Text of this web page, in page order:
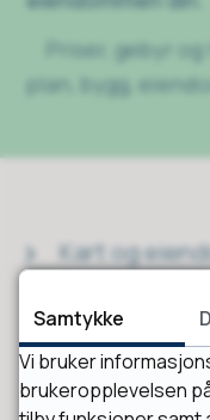
Priser, gebyr
plan, bygg,
Kart og
Oppmåling
Samtykke
Vi bruker
brukeropplevelsen